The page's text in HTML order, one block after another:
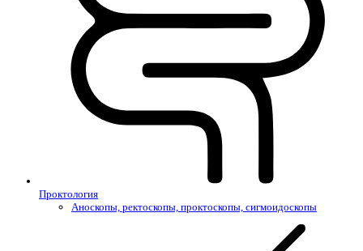
Проктология
Аноскопы, ректоскопы, проктоскопы, сигмоидоскопы